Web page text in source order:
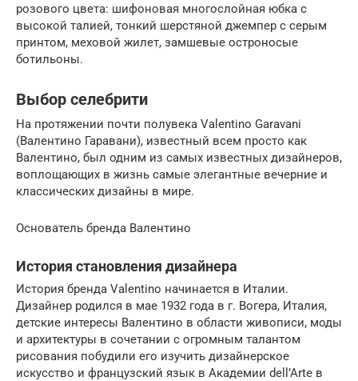
розового цвета: шифоновая многослойная юбка с
высокой талией, тонкий шерстяной джемпер с серым
принтом, меховой жилет, замшевые остроносые
ботильоны.
Выбор селебрити
На протяжении почти полувека Valentino Garavani
(Валентино Гаравани), известный всем просто как
Валентино, был одним из самых известных дизайнеров,
воплощающих в жизнь самые элегантные вечерние и
классических дизайны в мире.
Основатель бренда Валентино
История становления дизайнера
История бренда Valentino начинается в Италии.
Дизайнер родился в мае 1932 года в г. Вогера, Италия,
детские интересы Валентино в области живописи, моды
и архитектуры в сочетании с огромным талантом
рисования побудили его изучить дизайнерское
искусство и французский язык в Академии dell’Arte в